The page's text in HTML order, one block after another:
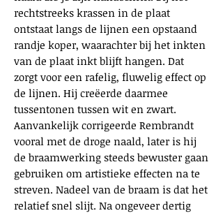
rechtstreeks krassen in de plaat
ontstaat langs de lijnen een opstaand
randje koper, waarachter bij het inkten
van de plaat inkt blijft hangen. Dat
zorgt voor een rafelig, fluwelig effect op
de lijnen. Hij creëerde daarmee
tussentonen tussen wit en zwart.
Aanvankelijk corrigeerde Rembrandt
vooral met de droge naald, later is hij
de braamwerking steeds bewuster gaan
gebruiken om artistieke effecten na te
streven. Nadeel van de braam is dat het
relatief snel slijt. Na ongeveer dertig